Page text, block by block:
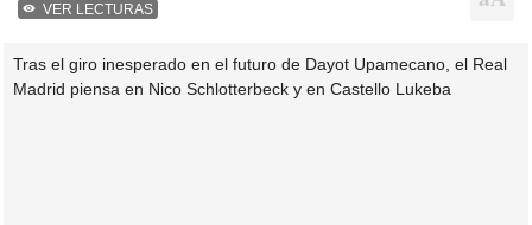
VER LECTURAS
Tras el giro inesperado en el futuro de Dayot Upamecano, el Real
Madrid piensa en Nico Schlotterbeck y en Castello Lukeba